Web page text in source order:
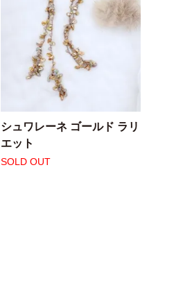
シュワレーネ ゴールド ラリ
エット
SOLD OUT